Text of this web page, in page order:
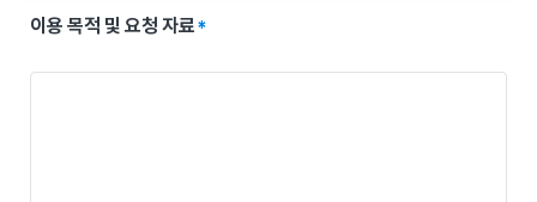
이용 목적 및 요청 자료